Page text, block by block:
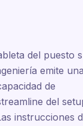
del puesto
emite una
de
del
instrucciones